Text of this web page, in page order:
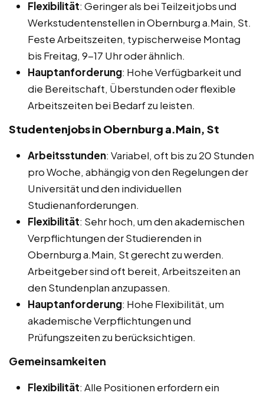
Flexibilität: Geringer als bei Teilzeitjobs und
Werkstudentenstellen in Obernburg a.Main, St.
Feste Arbeitszeiten, typischerweise Montag
bis Freitag, 9-17 Uhr oder ähnlich.
Hauptanforderung: Hohe Verfügbarkeit und
die Bereitschaft, Überstunden oder flexible
Arbeitszeiten bei Bedarf zu leisten.
Studentenjobs in Obernburg a.Main, St
Arbeitsstunden: Variabel, oft bis zu 20 Stunden
pro Woche, abhängig von den Regelungen der
Universität und den individuellen
Studienanforderungen.
Flexibilität: Sehr hoch, um den akademischen
Verpflichtungen der Studierenden in
Obernburg a.Main, St gerecht zu werden.
Arbeitgeber sind oft bereit, Arbeitszeiten an
den Stundenplan anzupassen.
Hauptanforderung: Hohe Flexibilität, um
akademische Verpflichtungen und
Prüfungszeiten zu berücksichtigen.
Gemeinsamkeiten
Flexibilität: Alle Positionen erfordern ein